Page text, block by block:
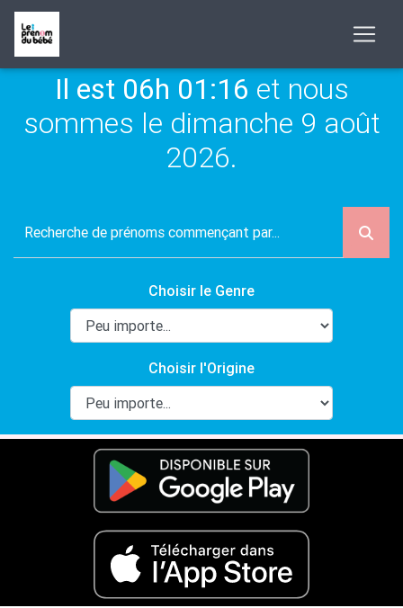
Il est 06h 01:16 et nous
sommes le dimanche 9 août
2026.
Choisir le Genre
Choisir l'Origine